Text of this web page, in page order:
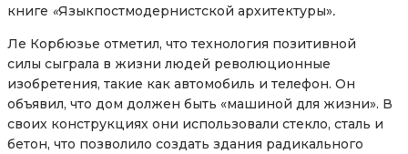
книге «Языкпостмодернистской архитектуры».
Ле Корбюзье отметил, что технология позитивной
силы сыграла в жизни людей революционные
изобретения, такие как автомобиль и телефон. Он
объявил, что дом должен быть «машиной для жизни». В
своих конструкциях они использовали стекло, сталь и
бетон, что позволило создать здания радикального